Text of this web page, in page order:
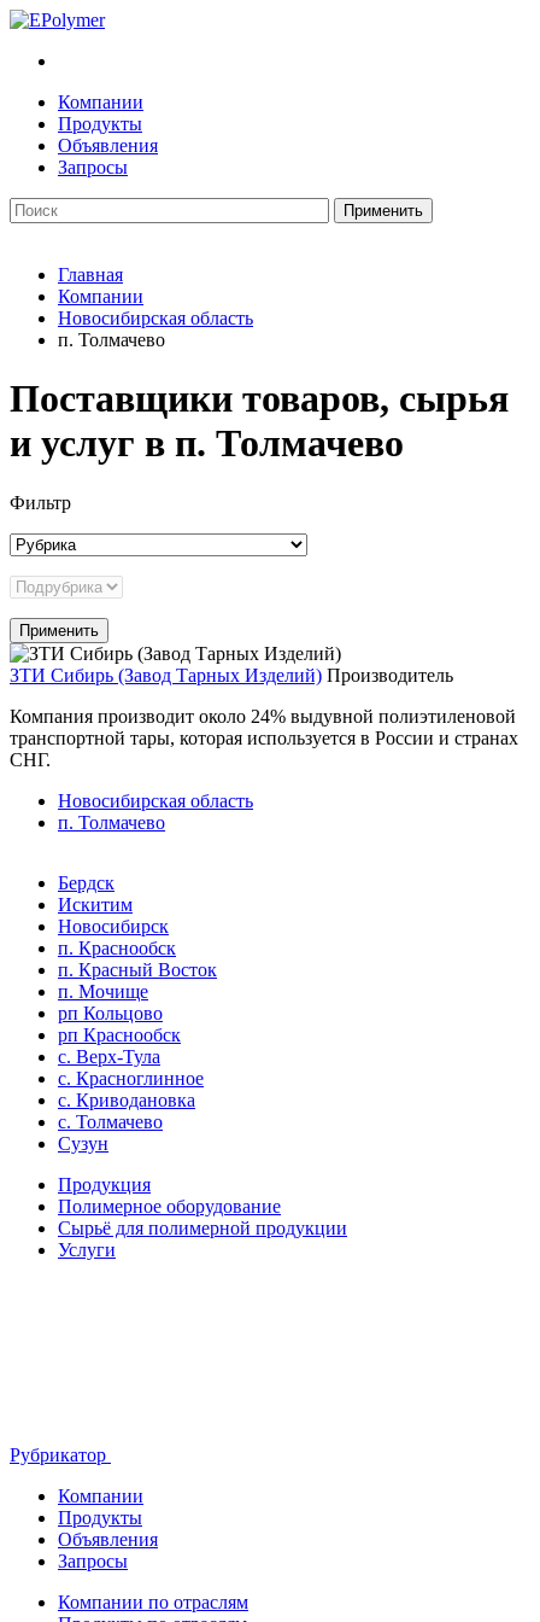
Компании
Продукты
Объявления
Запросы
Главная
Компании
Новосибирская область
п. Толмачево
Поставщики товаров, сырья
и услуг в п. Толмачево
Фильтр
ЗТИ Сибирь (Завод Тарных Изделий) Производитель
Компания производит около 24% выдувной полиэтиленовой
транспортной тары, которая используется в России и странах
СНГ.
Новосибирская область
п. Толмачево
Бердск
Искитим
Новосибирск
п. Краснообск
п. Красный Восток
п. Мочище
рп Кольцово
рп Краснообск
с. Верх-Тула
с. Красноглинное
с. Криводановка
с. Толмачево
Сузун
Продукция
Полимерное оборудование
Сырьё для полимерной продукции
Услуги
Рубрикатор
Компании
Продукты
Объявления
Запросы
Компании по отраслям